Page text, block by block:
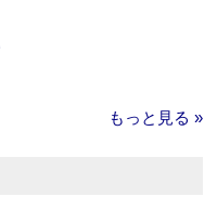
もっと見る »